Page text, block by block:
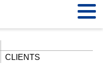
CLIENTS